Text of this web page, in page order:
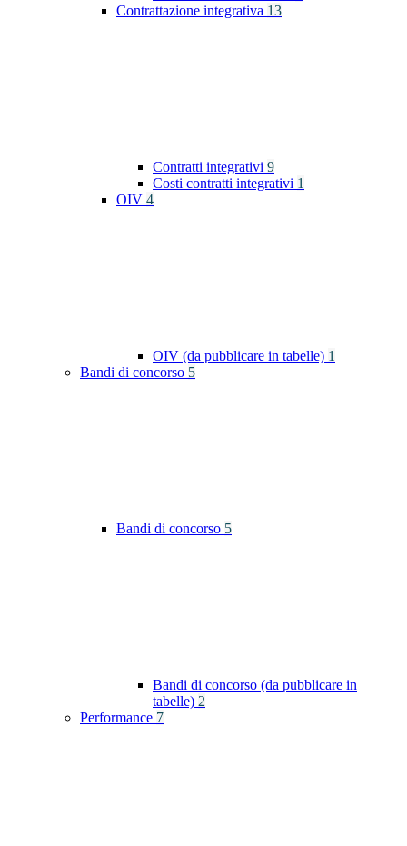
Contrattazione integrativa 13
Contratti integrativi 9
Costi contratti integrativi 1
OIV 4
OIV (da pubblicare in tabelle) 1
Bandi di concorso 5
Bandi di concorso 5
Bandi di concorso (da pubblicare in
tabelle) 2
Performance 7